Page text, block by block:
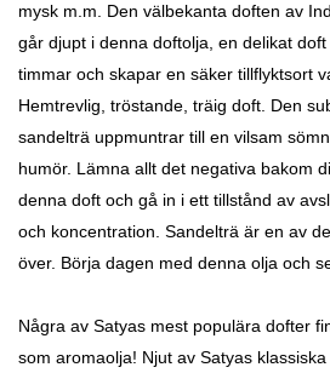
mysk m.m. Den välbekanta doften av
går djupt i denna doftolja, en delikat
timmar och skapar en säker tillflyktsort
Hemtrevlig, tröstande, träig doft. Den
sandelträ uppmuntrar till en vilsam
humör. Lämna allt det negativa bakom
denna doft och gå in i ett tillstånd av
och koncentration. Sandelträ är en av
över. Börja dagen med denna olja och
Några av Satyas mest populära dofter
som aromaolja! Njut av Satyas